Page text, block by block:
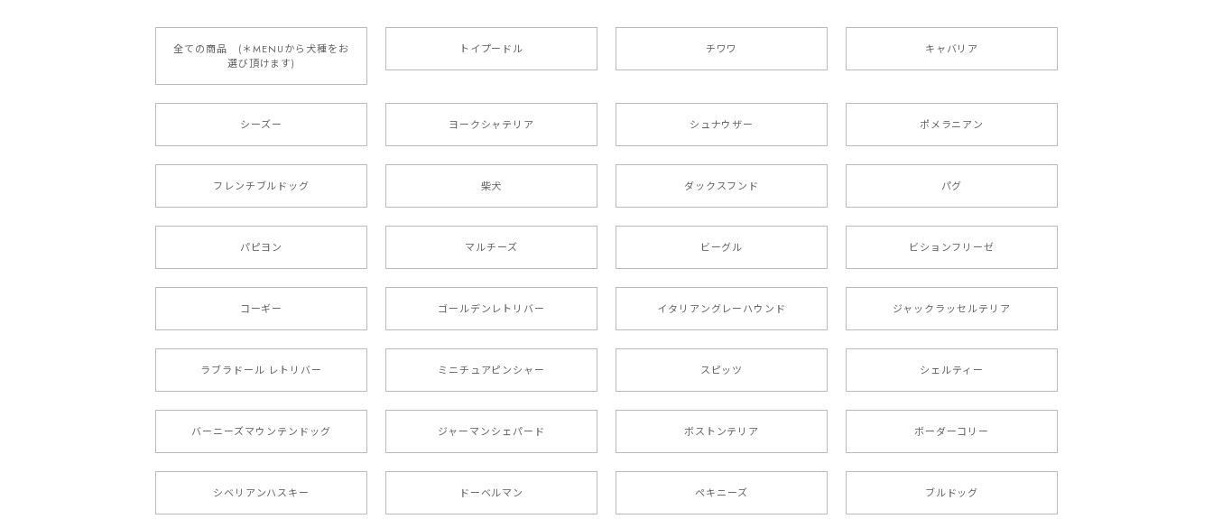
【 ボーダーコリー 水彩画風 毛色4色 】 手帳 スマホケース 犬 うちの子 iPhone & Android
2025/05/09
もう叫ぶほど可愛くて最高です。 届いた袋まで可愛かったです。 ご連絡が取りづらい点だけ少し不安になりましたが、商品の素敵さでチャラです。
本当に可愛い。ありがとうございます。
【 キュンです ボーダーコリー 】 手帳 スマホケース 犬 うちの子 プレゼント ペット Android対応
2024/10/28
【 自然に囲まれた ポメラニアン 】マグカップ 犬 ペット うちの子 犬グッズ ギフト プレゼント 母の日
2024/07/09
全ての商品 (＊MENUから犬種をお
選び頂けます)
トイプードル チワワ キャバリア
シーズー ヨークシャテリア シュナウザー ポメラニアン
フレンチブルドッグ 柴犬 ダックスフンド パグ
パピヨン マルチーズ ビーグル ビションフリーゼ
コーギー ゴールデンレトリバー イタリアングレーハウンド ジャックラッセルテリア
ラブラドール レトリバー ミニチュアピンシャー スピッツ シェルティー
バーニーズマウンテンドッグ ジャーマンシェパード ボストンテリア ボーダーコリー
シベリアンハスキー ドーベルマン ペキニーズ ブルドッグ